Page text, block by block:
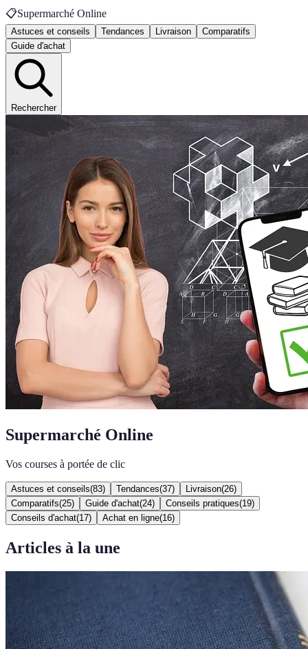
📋Supermarché Online
Astuces et conseils Tendances Livraison
Comparatifs
Guide d'achat
Rechercher
Supermarché Online
Vos courses à portée de clic
Astuces et conseils(83) Tendances(37) Livraison(26)
Comparatifs(25) Guide d'achat(24) Conseils pratiques(19)
Conseils d'achat(17) Achat en ligne(16)
Articles à la une